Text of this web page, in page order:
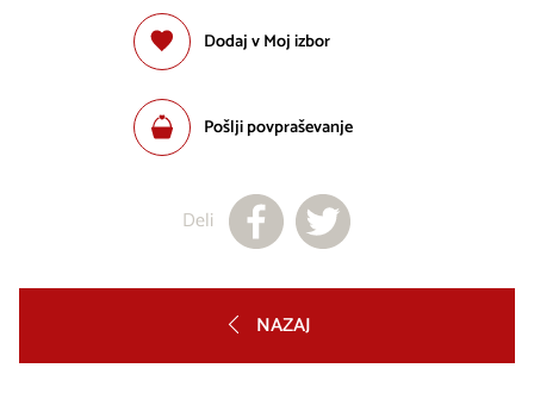
Dodaj v Moj izbor
Pošlji povpraševanje
Deli
NAZAJ